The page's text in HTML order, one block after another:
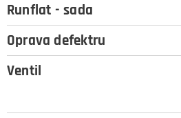
Runflat - sada
Oprava defektru
Ventil